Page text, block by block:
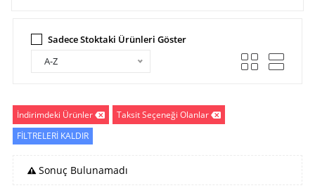
Sadece Stoktaki Ürünleri Göster
A-Z
İndirimdeki Ürünler
Taksit Seçeneği Olanlar
FİLTRELERİ KALDIR
Sonuç Bulunamadı